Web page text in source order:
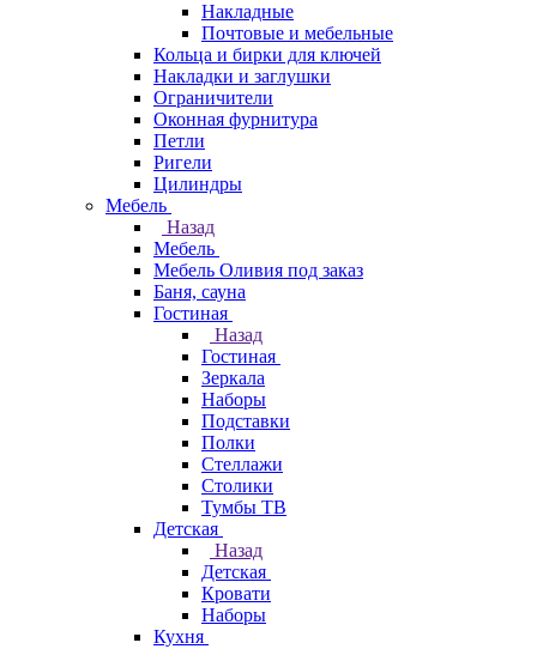
Накладные
Почтовые и мебельные
Кольца и бирки для ключей
Накладки и заглушки
Ограничители
Оконная фурнитура
Петли
Ригели
Цилиндры
Мебель
Назад
Мебель
Мебель Оливия под заказ
Баня, сауна
Гостиная
Назад
Гостиная
Зеркала
Наборы
Подставки
Полки
Стеллажи
Столики
Тумбы ТВ
Детская
Назад
Детская
Кровати
Наборы
Кухня